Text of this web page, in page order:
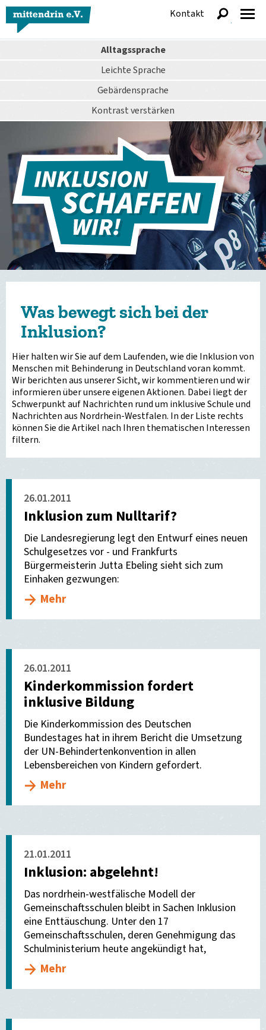
Alltagssprache
Leichte Sprache
Gebärdensprache
Kontrastverstärken
Kontakt
anzeigen
Was bewegt sich bei der
Inklusion?
Hier halten wir Sie auf dem Laufenden, wie die Inklusion von
Menschen mit Behinderung in Deutschland voran kommt.
Wir berichten aus unserer Sicht, wir kommentieren und wir
informieren über unsere eigenen Aktionen. Dabei liegt der
Schwerpunkt auf Nachrichten rund um inklusive Schule und
Nachrichten aus Nordrhein-Westfalen. In der Liste rechts
können Sie die Artikel nach Ihren thematischen Interessen
filtern.
26.01.2011
Inklusion zum Nulltarif?
Die Landesregierung legt den Entwurf eines neuen
Schulgesetzes vor - und Frankfurts
Bürgermeisterin Jutta Ebeling sieht sich zum
Einhaken gezwungen:
Mehr
26.01.2011
Kinderkommission fordert
inklusive Bildung
Die Kinderkommission des Deutschen
Bundestages hat in ihrem Bericht die Umsetzung
der UN-Behindertenkonvention in allen
Lebensbereichen von Kindern gefordert.
Mehr
21.01.2011
Inklusion: abgelehnt!
Das nordrhein-westfälische Modell der
Gemeinschaftsschulen bleibt in Sachen Inklusion
eine Enttäuschung. Unter den 17
Gemeinschaftsschulen, deren Genehmigung das
Schulministerium heute angekündigt hat,
Mehr